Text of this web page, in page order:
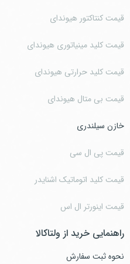
قیمت کنتاکتور هیوندای
قیمت کلید مینیاتوری هیوندای
قیمت کلید حرارتی هیوندای
قیمت بی متال هیوندای
خازن سیلندری
قیمت پی ال سی
قیمت کلید اتوماتیک اشنایدر
قیمت اینورتر ال اس
راهنمایی خرید از ولتاکالا
نحوه ثبت سفارش